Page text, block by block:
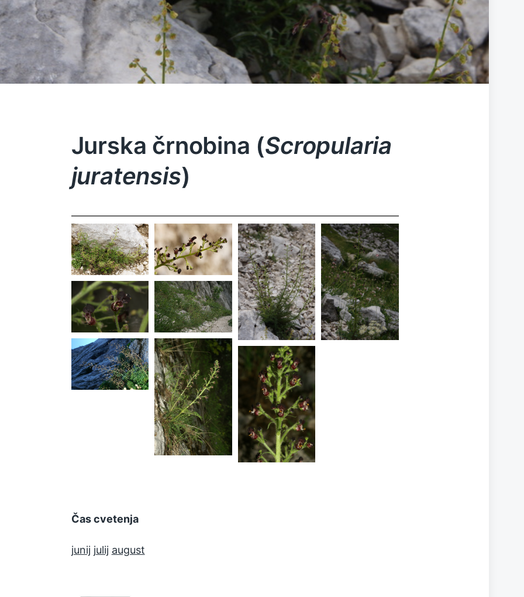
Jurska črnobina (Scropularia
juratensis)
Scropularia
juratensis
Scropularia
juratensis
Scropularia
juratensis
Scropularia
juratensis
Scropularia
juratensis
Scropularia
juratensis
Scropularia
juratensis
Scropularia
juratensis
Scropularia
juratensis
Čas cvetenja
junij julij august